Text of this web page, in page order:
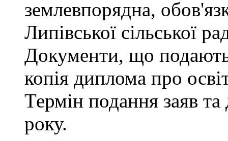
землевпорядна,
Липівської сільської
Документи, що
копія диплома про
Термін подання заяв
року.